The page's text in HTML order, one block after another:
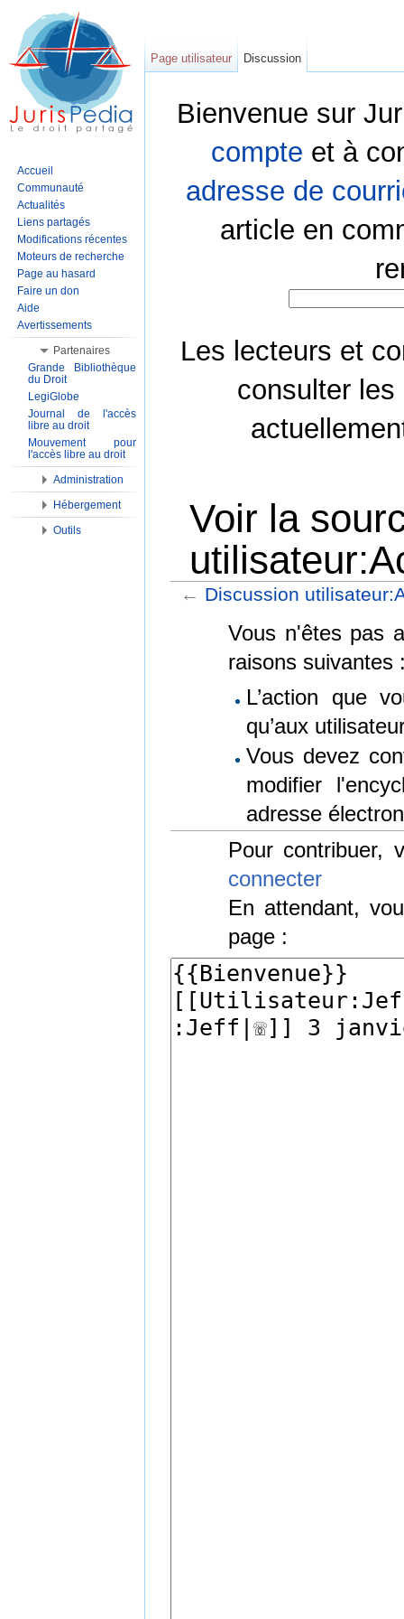
Bienvenue sur
compte et à
adresse de
article en
Les lecteurs et
consulter les
Voir la
← Discussion
Vous n'êtes pas
raisons suivantes
L’action que
qu’aux
Vous devez
modifier
adresse
Pour contribuer,
connecter
En attendant,
page :
Page utilisateur Discussion
Accueil
Communauté
Actualités
Liens partagés
Modifications récentes
Moteurs de recherche
Page au hasard
Faire un don
Aide
Avertissements
Partenaires
Grande Bibliothèque
du Droit
LegiGlobe
Journal de l'accès
libre au droit
Mouvement pour
l'accès libre au droit
Administration
Hébergement
Outils